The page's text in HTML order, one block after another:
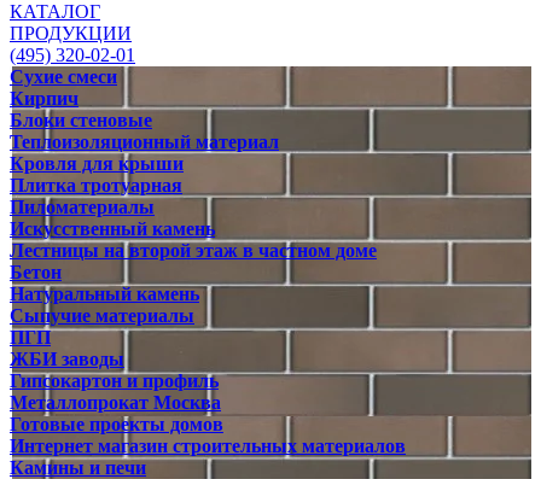
КАТАЛОГ
ПРОДУКЦИИ
(495) 320-02-01
Сухие смеси
Кирпич
Блоки стеновые
Теплоизоляционный материал
Кровля для крыши
Плитка тротуарная
Пиломатериалы
Искусственный камень
Лестницы на второй этаж в частном доме
Бетон
Натуральный камень
Сыпучие материалы
ПГП
ЖБИ заводы
Гипсокартон и профиль
Металлопрокат Москва
Готовые проекты домов
Интернет магазин строительных материалов
Камины и печи